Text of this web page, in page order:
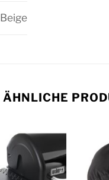
Beige
ÄHNLICHE